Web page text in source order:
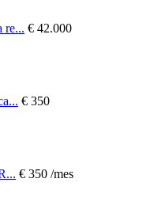
re... € 42.000
€ 350
€ 350 /mes